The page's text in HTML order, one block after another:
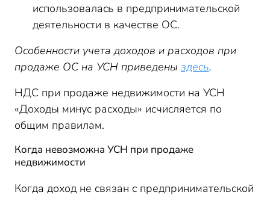
использовалась в предпринимательской
деятельности в качестве ОС.
Особенности учета доходов и расходов при
продаже ОС на УСН приведены здесь.
НДС при продаже недвижимости на УСН
«Доходы минус расходы» исчисляется по
общим правилам.
Когда невозможна УСН при продаже
недвижимости
Когда доход не связан с предпринимательской